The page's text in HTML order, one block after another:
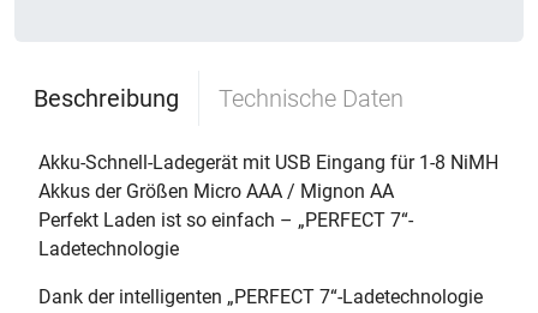
Beschreibung Technische Daten
Akku-Schnell-Ladegerät mit USB Eingang für 1-8 NiMH
Akkus der Größen Micro AAA / Mignon AA
Perfekt Laden ist so einfach – „PERFECT 7“-
Ladetechnologie
Dank der intelligenten „PERFECT 7“-Ladetechnologie